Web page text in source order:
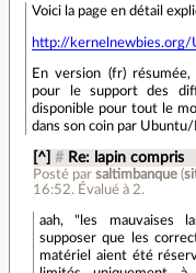
Voici la page en détail
http://kernelnewbies.org/
En version (fr)
pour le support des
disponible pour tout le
dans son coin par Ubuntu/
[^] # Re: lapin compris
Posté par saltimbanque(
16:52. Évalué à 2.
aah, "les mauvaises
supposer que les
matériel aient été